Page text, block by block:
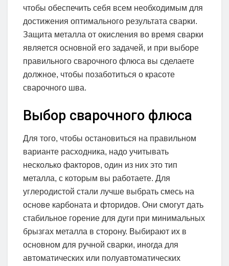
чтобы обеспечить себя всем необходимым для
достижения оптимального результата сварки.
Защита металла от окисления во время сварки
является основной его задачей, и при выборе
правильного сварочного флюса вы сделаете
должное, чтобы позаботиться о красоте
сварочного шва.
Выбор сварочного флюса
Для того, чтобы остановиться на правильном
варианте расходника, надо учитывать
несколько факторов, один из них это тип
металла, с которым вы работаете. Для
углеродистой стали лучше выбрать смесь на
основе карбоната и фторидов. Они смогут дать
стабильное горение для дуги при минимальных
брызгах металла в сторону. Выбирают их в
основном для ручной сварки, иногда для
автоматических или полуавтоматических